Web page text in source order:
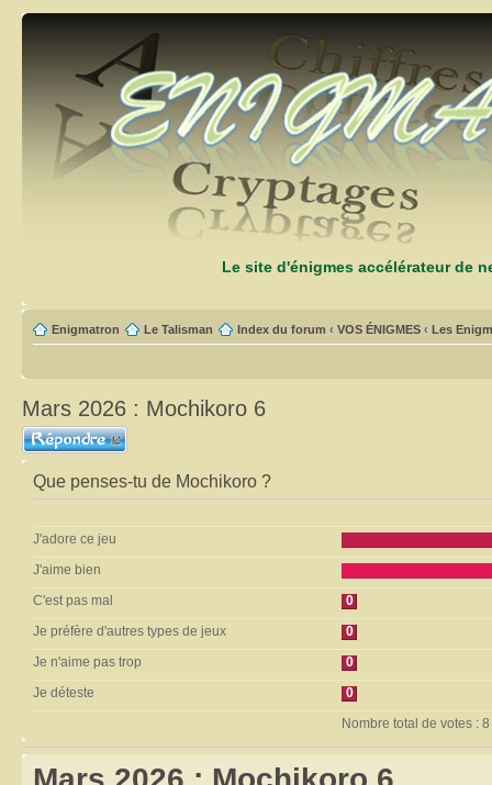
Le site d'énigmes accélérateur de
Enigmatron Le Talisman Index du forum ‹ VOS ÉNIGMES ‹ Les
Mars 2026 : Mochikoro 6
Répondre
Que penses-tu de Mochikoro ?
J'adore ce jeu
J'aime bien
C'est pas mal
0
Je préfère d'autres types de jeux
0
Je n'aime pas trop
0
Je déteste
0
Nombre total de votes : 8